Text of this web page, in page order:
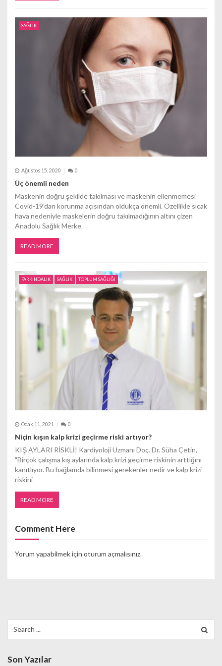
SAĞLIK
Ağustos 15, 2020 0
Üç önemli neden
Maskenin doğru şekilde takılması ve maskenin ellenmemesi
Covid-19’dan korunma açısından oldukça önemli. Özellikle sıcak
hava nedeniyle maskelerin doğru takılmadığının altını çizen
Anadolu Sağlık Merke
READ MORE
FARKINDALIK SAĞLIK TOPLUM SAĞLIĞI
Ocak 11, 2021 0
Niçin kışın kalp krizi geçirme riski artıyor?
KIŞ AYLARI RİSKLİ! Kardiyoloji Uzmanı Doç. Dr. Süha Çetin,
"Birçok çalışma kış aylarında kalp krizi geçirme riskinin arttığını
kanıtlıyor. Bu bağlamda bilinmesi gerekenler nedir ve kalp krizi
riskini
READ MORE
Comment Here
Yorum yapabilmek için oturum açmalısınız.
for:
Son Yazılar